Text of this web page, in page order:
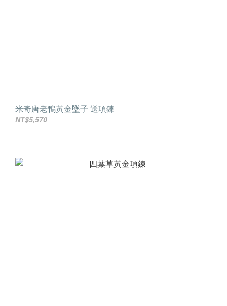
米奇唐老鴨黃金墜子 送項鍊
NT$5,570